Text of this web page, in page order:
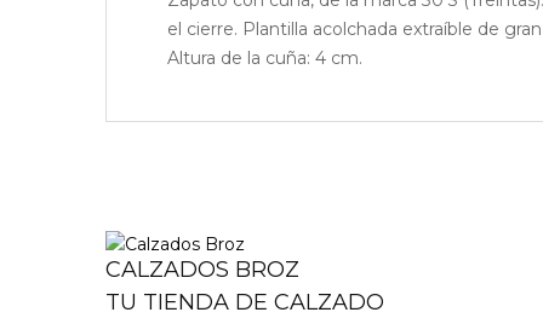
el cierre. Plantilla acolchada extraíble de
Altura de la cuña: 4 cm.
CALZADOS BROZ
TU TIENDA DE CALZADO